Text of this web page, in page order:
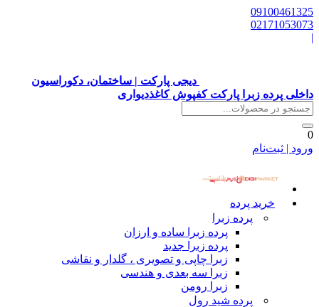
09100461325
02171053073
|
دیجی پارکت | ساختمان، دکوراسیون
داخلی پرده زبرا پارکت کفپوش کاغذدیواری
0
ورود | ثبت‌نام
خرید پرده
پرده زبرا
پرده زبرا ساده و ارزان
پرده زبرا جدید
زبرا چاپی و تصویری ، گلدار و نقاشی
زبرا سه بعدی و هندسی
زبرا رومن
پرده شید رول